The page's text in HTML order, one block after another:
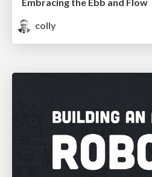
Embracing the Ebb and Flow
colly